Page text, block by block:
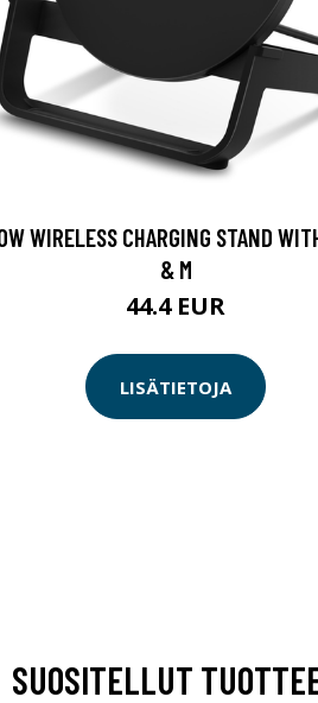
WIRELESS CHARGING STAND
& M
44.4 EUR
LISÄTIETOJA
SUOSITELLUT